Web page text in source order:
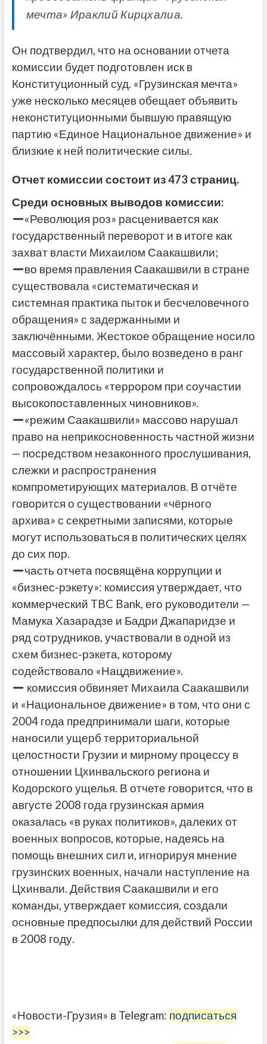
мечта» Ираклий Кирцхалиа.
Он подтвердил, что на основании отчета
комиссии будет подготовлен иск в
Конституционный суд. «Грузинская мечта»
уже несколько месяцев обещает объявить
неконституционными бывшую правящую
партию «Единое Национальное движение» и
близкие к ней политические силы.
Отчет комиссии состоит из 473 страниц.
Среди основных выводов комиссии:
«Революция роз» расценивается как
государственный переворот и в итоге как
захват власти Михаилом Саакашвили;
во время правления Саакашвили в стране
существовала «систематическая и
системная практика пыток и бесчеловечного
обращения» с задержанными и
заключёнными. Жестокое обращение носило
массовый характер, было возведено в ранг
государственной политики и
сопровождалось «террором при соучастии
высокопоставленных чиновников».
«режим Саакашвили» массово нарушал
право на неприкосновенность частной жизни
— посредством незаконного прослушивания,
слежки и распространения
компрометирующих материалов. В отчёте
говорится о существовании «чёрного
архива» с секретными записями, которые
могут использоваться в политических целях
до сих пор.
часть отчета посвящёна коррупции и
«бизнес-рэкету»: комиссия утверждает, что
коммерческий TBC Bank, его руководители —
Мамука Хазарадзе и Бадри Джапаридзе и
ряд сотрудников, участвовали в одной из
схем бизнес-рэкета, которому
содействовало «Нацдвижение».
комиссия обвиняет Михаила Саакашвили
и «Национальное движение» в том, что они с
2004 года предпринимали шаги, которые
наносили ущерб территориальной
целостности Грузии и мирному процессу в
отношении Цхинвальского региона и
Кодорского ущелья. В отчете говорится, что в
августе 2008 года грузинская армия
оказалась «в руках политиков», далеких от
военных вопросов, которые, надеясь на
помощь внешних сил и, игнорируя мнение
грузинских военных, начали наступление на
Цхинвали. Действия Саакашвили и его
команды, утверждает комиссия, создали
основные предпосылки для действий России
в 2008 году.
«Новости-Грузия» в Telegram: подписаться
>>>